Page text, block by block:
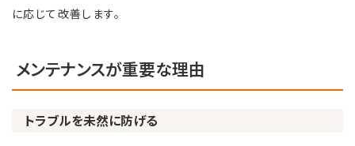
に応じて改善します。
メンテナンスが重要な理由
トラブルを未然に防げる